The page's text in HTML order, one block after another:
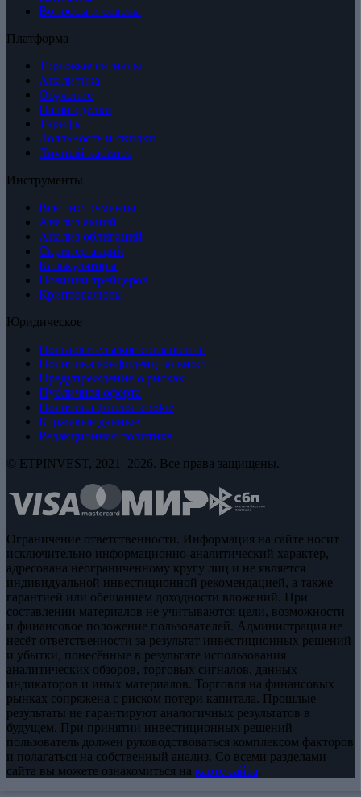
Вопросы и ответы
Платформа
Торговые сигналы
Аналитика
Обучение
Наши сделки
Тарифы
Лояльность и скидки
Личный кабинет
Инструменты
Все инструменты
Анализ акций
Анализ облигаций
Скринер акций
Калькуляторы
Позиции трейдеров
Криптовалюты
Юридическое
Пользовательское соглашение
Политика конфиденциальности
Предупреждение о рисках
Публичная оферта
Политика файлов cookie
Биржевые данные
Редакционная политика
© ETPINVEST, 2021–2026. Все права защищены.
Ограничение ответственности. Информация на сайте носит
исключительно информационно-аналитический характер,
адресована неограниченному кругу лиц и не является
индивидуальной инвестиционной рекомендацией, а также
гарантией или обещанием доходности вложений. При
составлении материалов не учитываются цели, возможности
и финансовое положение пользователей. Администрация не
несёт ответственности за результат инвестиционных решений
и убытки, понесённые в результате использования
аналитических обзоров, торговых сигналов, данных
индикаторов и иных материалов. Торговля на финансовых
рынках сопряжена с риском потери капитала. Прошлые
результаты не гарантируют аналогичных результатов в
будущем. При принятии инвестиционных решений
пользователь должен руководствоваться комплексом факторов
и полагаться на собственный анализ. Со всеми разделами
сайта вы можете ознакомиться на карте сайта.